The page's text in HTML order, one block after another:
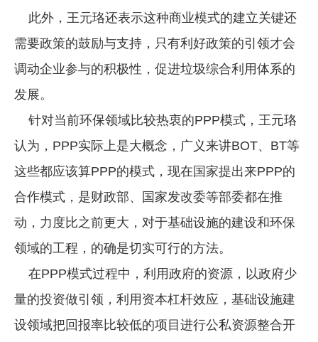
此外，王元珞还表示这种商业模式的建立关键还
需要政策的鼓励与支持，只有利好政策的引领才会
调动企业参与的积极性，促进垃圾综合利用体系的
发展。
针对当前环保领域比较热衷的PPP模式，王元珞
认为，PPP实际上是大概念，广义来讲BOT、BT等
这些都应该算PPP的模式，现在国家提出来PPP的
合作模式，是财政部、国家发改委等部委都在推
动，力度比之前更大，对于基础设施的建设和环保
领域的工程，的确是切实可行的方法。
在PPP模式过程中，利用政府的资源，以政府少
量的投资做引领，利用资本杠杆效应，基础设施建
设领域把回报率比较低的项目进行公私资源整合开